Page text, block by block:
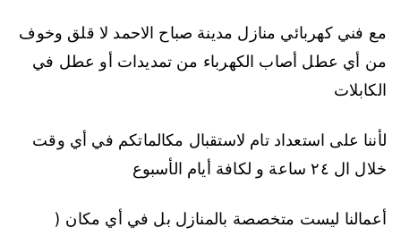
مع فني كهربائي منازل مدينة صباح الاحمد لا قلق وخوف
من أي عطل أصاب الكهرباء من تمديدات أو عطل في
الكابلات
لأننا على استعداد تام لاستقبال مكالماتكم في أي وقت
خلال ال ٢٤ ساعة و لكافة أيام الأسبوع
أعمالنا ليست متخصصة بالمنازل بل في أي مكان (